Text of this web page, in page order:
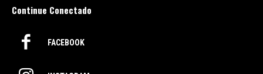
Continue Conectado
FACEBOOK